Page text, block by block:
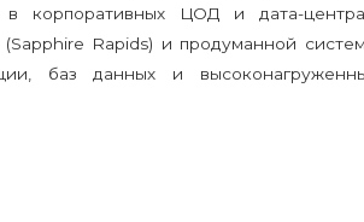
в корпоративных ЦОД и дата-
Rapids) и продуманной
баз данных и